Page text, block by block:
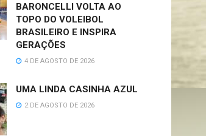
BARONCELLI VOLTA AO
TOPO DO VOLEIBOL
BRASILEIRO E INSPIRA
GERAÇÕES
4 DE AGOSTO DE 2026
UMA LINDA CASINHA AZUL
2 DE AGOSTO DE 2026